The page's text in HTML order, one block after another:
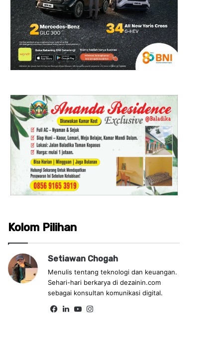
Kolom Pilihan
Setiawan Chogah
Menulis tentang teknologi dan keuangan.
Sehari-hari berkarya di dezainin.com
sebagai konsultan komunikasi digital.
Fa Lin Yo